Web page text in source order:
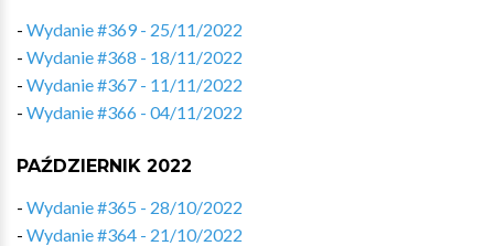
- Wydanie #369 - 25/11/2022
- Wydanie #368 - 18/11/2022
- Wydanie #367 - 11/11/2022
- Wydanie #366 - 04/11/2022
PAŹDZIERNIK 2022
- Wydanie #365 - 28/10/2022
- Wydanie #364 - 21/10/2022